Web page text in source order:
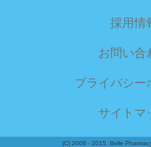
採用情
お問い合
プライバシー
サイトマ
(C) 2006 - 2015, Belle